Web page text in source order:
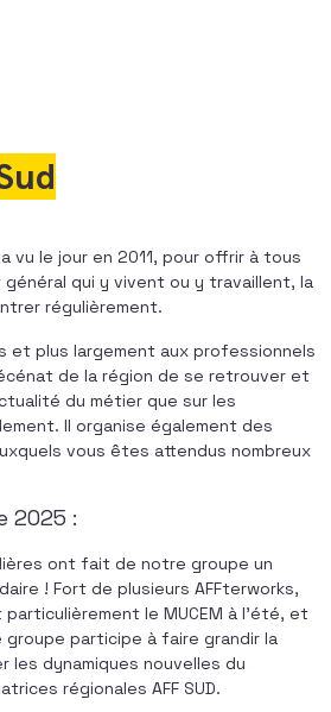
a vu le jour en 2011, pour offrir à tous
qui y vivent ou y travaillent, la
régulièrement.
et plus largement aux professionnels
de la région de se retrouver et
du métier que sur les
Il organise également des
vous êtes attendus nombreux
2025 :
ont fait de notre groupe un
! Fort de plusieurs AFFterworks,
le MUCEM à l’été, et
groupe participe à faire grandir la
les dynamiques nouvelles du
régionales AFF SUD.